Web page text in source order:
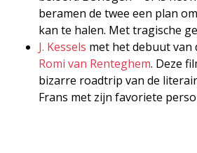
beramen de twee een plan
kan te halen. Met tragische
J. Kessels met het debuut van
Romi van Renteghem. Deze
bizarre roadtrip van de
Frans met zijn favoriete